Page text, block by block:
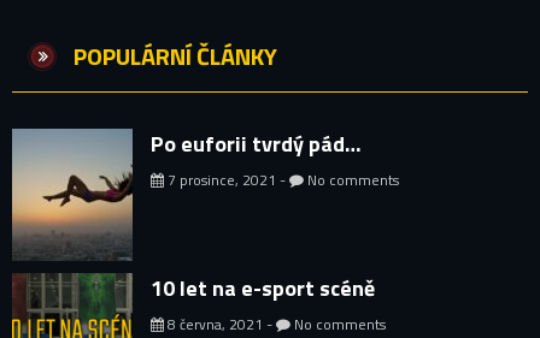
POPULÁRNÍ ČLÁNKY
Po euforii tvrdý pád…
7 prosince, 2021 - No comments
10 let na e-sport scéně
8 června, 2021 - No comments